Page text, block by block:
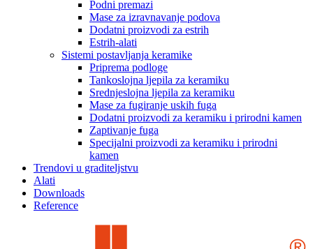
Podni premazi
Mase za izravnavanje podova
Dodatni proizvodi za estrih
Estrih-alati
Sistemi postavljanja keramike
Priprema podloge
Tankoslojna ljepila za keramiku
Srednjeslojna ljepila za keramiku
Mase za fugiranje uskih fuga
Dodatni proizvodi za keramiku i prirodni kamen
Zaptivanje fuga
Specijalni proizvodi za keramiku i prirodni
kamen
Trendovi u graditeljstvu
Alati
Downloads
Reference